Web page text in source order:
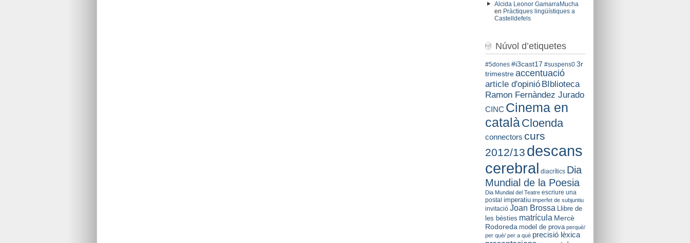
Alcida Leonor GamarraMucha
en Pràctiques lingüístiques a
Castelldefels
Núvol d’etiquetes
#5dones #i3cast17 #suspens0 3r
trimestre accentuació
article d'opinió BIblioteca
Ramon Fernàndez Jurado
CINC Cinema en
catalàCloenda
connectors curs
2012/13 descans
cerebral diacrítics Dia
Mundial de la Poesia
Dia Mundial del Teatre escriure una
postal imperatiu imperfet de subjuntiu
invitació Joan Brossa
Llibre de
les bèsties matrícula Mercè
Rodoreda model de prova perquè/
per què/ per a què precisió lèxica